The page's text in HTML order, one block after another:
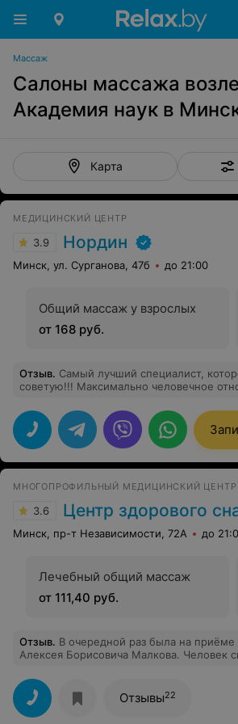
Массаж
Салоны массажа
Академия наук в
Карта
МЕДИЦИНСКИЙ ЦЕНТР
3.9 Нордин
Минск, ул. Сурганова, 47б до 21:00
Общий массаж у взрослых
от 168 руб.
Отзыв. Самый лучший специалист,
советую!!! Максимально человечное
даже через полгода. Всем рекомендую!
МНОГОПРОФИЛЬНЫЙ МЕДИЦИНСКИЙ ЦЕНТР
3.6 Центр здорового
Минск, пр-т Независимости, 72А до
Лечебный общий массаж
от 111,40 руб.
Отзыв. В очередной раз была на приёме
Алексея Борисовича Малкова. Человек
невролог из тех, к кому я обращалась.
рекомендую. Центр отличный, девочки
вежливые, приём всегда вовремя.
здоровья и благополучия
Отзывы22